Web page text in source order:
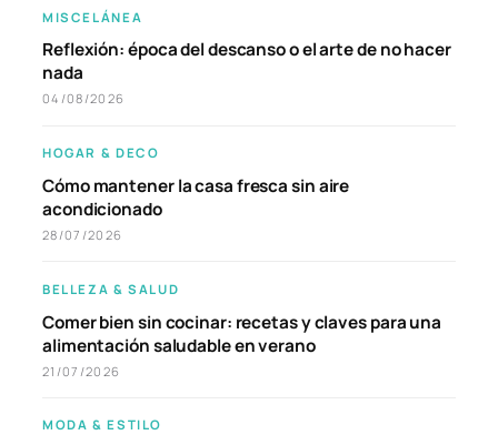
MISCELÁNEA
Reflexión: época del descanso o el arte de no hacer
nada
04/08/2026
HOGAR & DECO
Cómo mantener la casa fresca sin aire
acondicionado
28/07/2026
BELLEZA & SALUD
Comer bien sin cocinar: recetas y claves para una
alimentación saludable en verano
21/07/2026
MODA & ESTILO